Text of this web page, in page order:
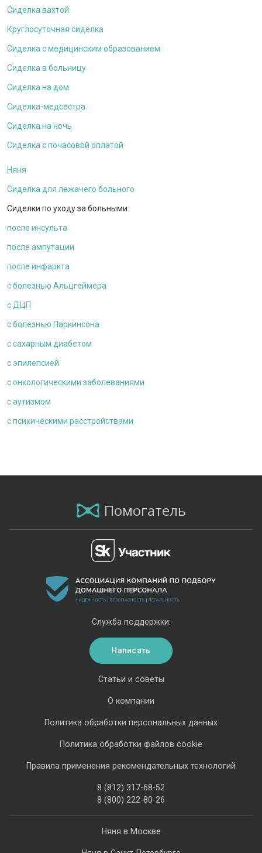
Сиделка вахтой
Круглосуточная сиделка
Сиделка с медицинским образованием
Сиделка в больницу
Сиделка на дом
Сиделка-медсестра
Сиделка на ночь
Сиделка с почасовой оплатой
Няня
Сиделка для лежачего больного
Сиделки по уходу за больными:
после инсульта
после ампутации
после инфаркта
c болезнью Альцгеймера
с ДЦП
c болезнью Паркинсона
с сахарным диабетом
с эпилепсией
с онкологическими заболеваниями
c аутизмом
с психическими расстройствами
Помогатель
Няня в Москве
Статьи и советы
О компании
Политика обработки персональных данных
Политика обработки файлов cookie
Правила применения рекомендательных технологий
8 (812) 317-68-52
8 (800) 222-80-26
Служба поддержки:
Написать